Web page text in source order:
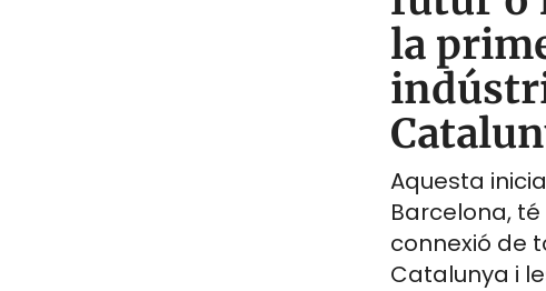
la
Aquesta
Barcelona,
connexió de
Catalunya i